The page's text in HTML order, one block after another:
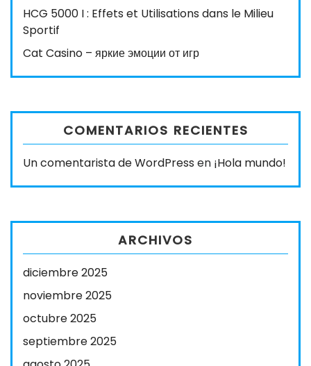
HCG 5000 I : Effets et Utilisations dans le Milieu
Sportif
Cat Casino – яркие эмоции от игр
COMENTARIOS RECIENTES
Un comentarista de WordPress en ¡Hola mundo!
ARCHIVOS
diciembre 2025
noviembre 2025
octubre 2025
septiembre 2025